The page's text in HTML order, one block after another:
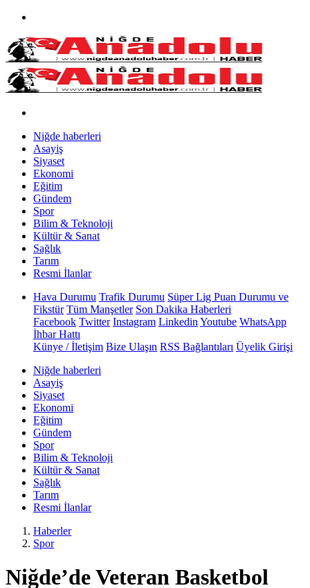
Niğde haberleri
Asayiş
Siyaset
Ekonomi
Eğitim
Gündem
Spor
Bilim & Teknoloji
Kültür & Sanat
Sağlık
Tarım
Resmi İlanlar
Hava Durumu Trafik Durumu Süper Lig Puan Durumu ve
Fikstür Tüm Manşetler Son Dakika Haberleri
Facebook Twitter Instagram Linkedin Youtube WhatsApp
İhbar Hattı
Künye / İletişim Bize Ulaşın RSS Bağlantıları Üyelik Girişi
Niğde haberleri
Asayiş
Siyaset
Ekonomi
Eğitim
Gündem
Spor
Bilim & Teknoloji
Kültür & Sanat
Sağlık
Tarım
Resmi İlanlar
Haberler
Spor
Niğde’de Veteran Basketbol